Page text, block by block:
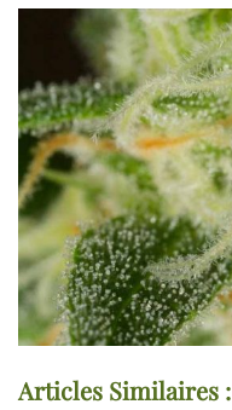
Articles Similaires :